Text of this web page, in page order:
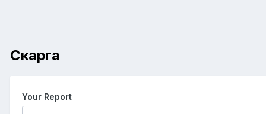
Скарга
Your Report